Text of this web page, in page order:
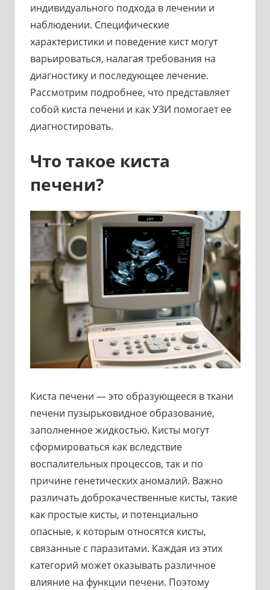
индивидуального подхода в лечении и
наблюдении. Специфические
характеристики и поведение кист могут
варьироваться, налагая требования на
диагностику и последующее лечение.
Рассмотрим подробнее, что представляет
собой киста печени и как УЗИ помогает ее
диагностировать.
Что такое киста
печени?
Киста печени — это образующееся в ткани
печени пузырьковидное образование,
заполненное жидкостью. Кисты могут
сформироваться как вследствие
воспалительных процессов, так и по
причине генетических аномалий. Важно
различать доброкачественные кисты, такие
как простые кисты, и потенциально
опасные, к которым относятся кисты,
связанные с паразитами. Каждая из этих
категорий может оказывать различное
влияние на функции печени. Поэтому